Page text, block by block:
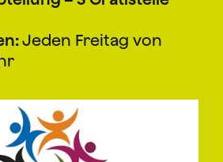
Jeden Freitag von